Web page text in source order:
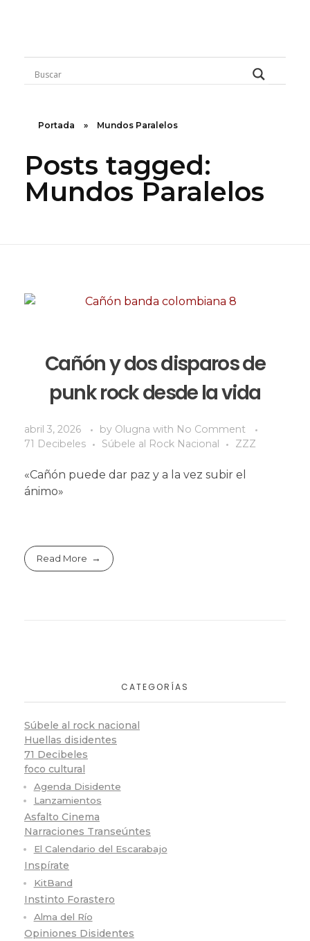
Rugidos Disidentes
Bogotá - Colombia | ISSN 2619-5569
Portada » Mundos Paralelos
Posts tagged:
Mundos Paralelos
Cañón y dos disparos de
punk rock desde la vida
abril 3, 2026 by Olugna with No Comment
71 Decibeles
Súbele al Rock Nacional ZZZ
«Cañón puede dar paz y a la vez subir el
ánimo»
Read More
CATEGORÍAS
Súbele al rock nacional
Huellas disidentes
71 Decibeles
foco cultural
Agenda Disidente
Lanzamientos
Asfalto Cinema
Narraciones Transeúntes
El Calendario del Escarabajo
Inspírate
KitBand
Instinto Forastero
Alma del Río
Opiniones Disidentes